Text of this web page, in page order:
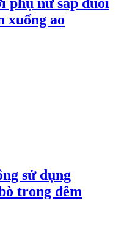
xuống ao
sử dụng
trong đêm